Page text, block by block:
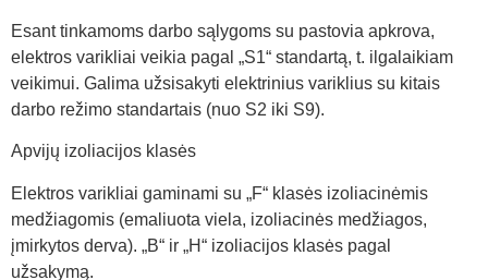
Esant tinkamoms darbo sąlygoms su pastovia apkrova,
elektros varikliai veikia pagal „S1“ standartą, t. ilgalaikiam
veikimui. Galima užsisakyti elektrinius variklius su kitais
darbo režimo standartais (nuo S2 iki S9).
Apvijų izoliacijos klasės
Elektros varikliai gaminami su „F“ klasės izoliacinėmis
medžiagomis (emaliuota viela, izoliacinės medžiagos,
įmirkytos derva). „B“ ir „H“ izoliacijos klasės pagal
užsakymą.